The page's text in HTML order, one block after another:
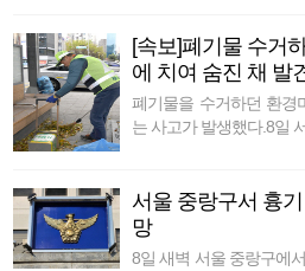
[속보]폐기물 수거
에 치여 숨진 채 발
폐기물을 수거하던 환경
는 사고가 발생했다.8일 서
서울 중랑구서 흉
망
8일 새벽 서울 중랑구에